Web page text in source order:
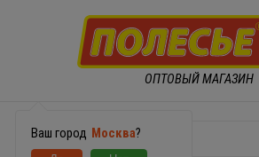
ОПТОВЫЙ МАГАЗИН
Ваш город Москва?